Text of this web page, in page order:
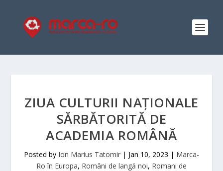
ZIUA CULTURII NAȚIONALE
SĂRBĂTORITĂ DE
ACADEMIA ROMÂNĂ
Posted by Ion Marius Tatomir | Jan 10, 2023 | Marca-
Ro în Europa, Români de langă noi, Romani de